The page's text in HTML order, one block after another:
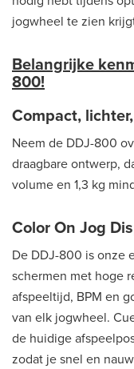
jogwheel te
Belangrijke
800!
Compact,
Neem de DDJ-800
draagbare ontwerp,
volume en 1,3 kg
Color On Jog
De DDJ-800 is onze
schermen met hoge
afspeeltijd, BPM en
van elk jogwheel.
de huidige
zodat je snel en